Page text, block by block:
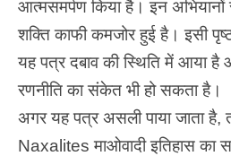
आत्मसमर्पण किया है। इन
शक्ति काफी कमजोर हुई है। इसी
यह पत्र दबाव की स्थिति में आया
रणनीति का संकेत भी हो सकता है।
अगर यह पत्र असली पाया जाता
Naxalites माओवादी इतिहास का